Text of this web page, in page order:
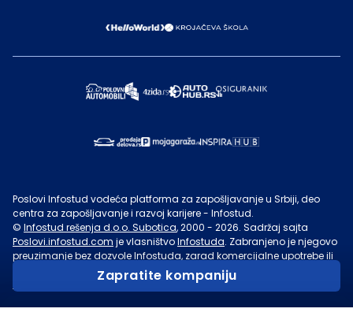
Zapratite kompaniju
Poslovi Infostud vodeća platforma za zapošljavanje u Srbiji, deo
centra za zapošljavanje i razvoj karijere - Infostud.
© Infostud rešenja d.o.o. Subotica, 2000 - 2026. Sadržaj sajta
Poslovi.infostud.com je vlasništvoInfostuda. Zabranjeno je njegovo
preuzimanje bez dozvoleInfostuda, zarad komercijalne upotrebe ili
u druge svrhe, osim za lične potrebe posetilaca sajta.